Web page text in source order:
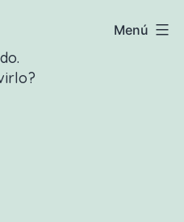
Menú